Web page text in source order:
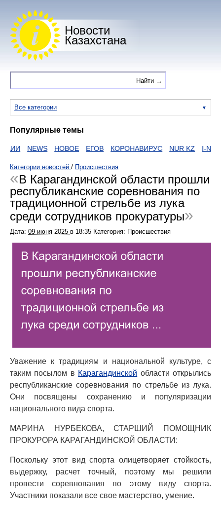
Новости
Казахстана
Все категории
Популярные темы
NEWS НОВОЕ ЕГОВ КОРОНАВИРУС NUR KZ I-NEWS
Категории новостей / Происшествия
В Карагандинской области прошли
республиканские соревнования по
традиционной стрельбе из лука
среди сотрудников прокуратуры
Дата: 09 июня 2025 в 18:35 Категория: Происшествия
Уважение к традициям и национальной культуре, с
таким посылом в Карагандинской области открылись
республиканские соревнования по стрельбе из лука.
Они посвящены сохранению и популяризации
национального вида спорта.
МАРИНА НУРБЕКОВА, СТАРШИЙ ПОМОЩНИК
ПРОКУРОРА КАРАГАНДИНСКОЙ ОБЛАСТИ:
Поскольку этот вид спорта олицетворяет стойкость,
выдержку, расчет точный, поэтому мы решили
провести соревнования по этому виду спорта.
Участники показали все свое мастерство, умение.